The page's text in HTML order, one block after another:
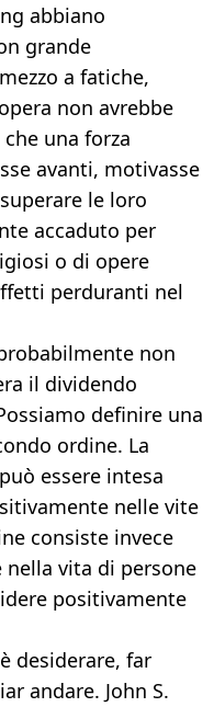
abbiano
grande
a fatiche,
non avrebbe
una forza
avanti, motivasse
le loro
accaduto per
o di opere
perduranti nel
non
il dividendo
definire una
ordine. La
essere intesa
nelle vite
consiste invece
vita di persone
positivamente
desiderare, far
andare. John S.